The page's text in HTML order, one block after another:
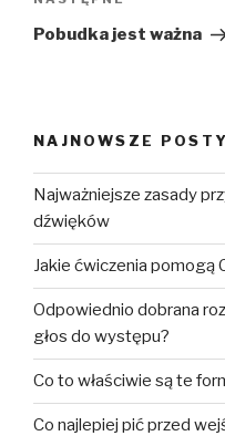
wpis
Pobudka jest ważna
NAJNOWSZE POSTY
Najważniejsze zasady
dźwięków
Jakie ćwiczenia pomogą
Odpowiednio dobrana
głos do występu?
Co to właściwie są te
Co najlepiej pić przed